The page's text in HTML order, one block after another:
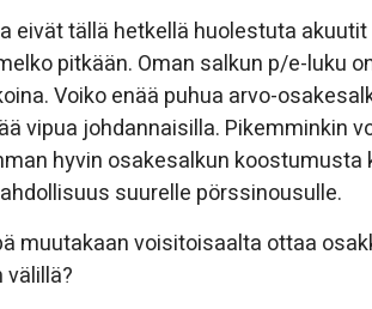
eivät tällä hetkellä huolestuta
pitkään. Oman salkun p/e-luku
Voiko enää puhua arvo-
vipua johdannaisilla. Pikemminkin
hyvin osakesalkun
suurelle pörssinousulle.
muutakaan voisitoisaalta ottaa